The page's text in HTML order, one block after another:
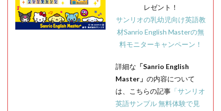
レゼント！
サンリオの乳幼児向け英語教
材Sanrio English Masterの無
料モニターキャンペーン！
詳細な 「Sanrio English
Master」 の内容について
は、こちらの記事 「サンリオ
英語サンプル 無料体験で見